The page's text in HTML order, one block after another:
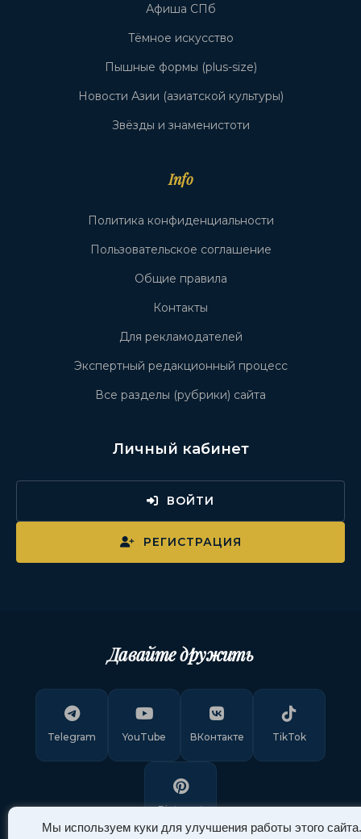
Мы используем куки для улучшения работы этого сайта.
Афиша СПб
Тёмное искусство
Пышные формы (plus-size)
Новости Азии (азиатской культуры)
Звёзды и знаменистоти
Info
Политика конфиденциальности
Пользовательское соглашение
Общие правила
Контакты
Для рекламодателей
Экспертный редакционный процесс
Все разделы (рубрики) сайта
Личный кабинет
ВОЙТИ
РЕГИСТРАЦИЯ
Давайте дружить
Telegram YouTube ВКонтакте TikTok
Pinterest